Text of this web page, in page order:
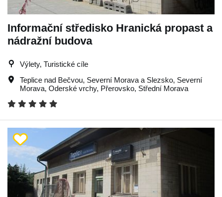
Informační středisko Hranická propast a
nádražní budova
Výlety, Turistické cíle
Teplice nad Bečvou, Severní Morava a Slezsko, Severní
Morava, Oderské vrchy, Přerovsko, Střední Morava